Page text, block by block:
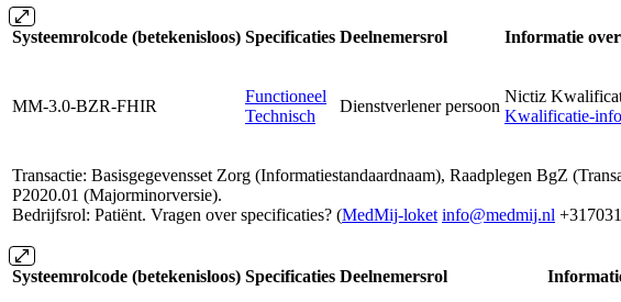
Systeemrolcode (betekenisloos) Specificaties Deelnemersrol Informatie
MM-3.0-BZR-FHIR
Functioneel
Technisch
Dienstverlener persoon
Nictiz
Kwalificatie-
Transactie: Basisgegevensset Zorg (Informatiestandaardnaam), Raadplegen BgZ
P2020.01 (Majorminorversie).
Bedrijfsrol: Patiënt. Vragen over specificaties? (MedMij-loket info@medmij.nl
Systeemrolcode (betekenisloos) Specificaties Deelnemersrol